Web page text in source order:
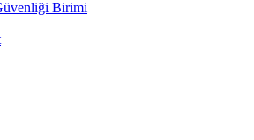
Birimi